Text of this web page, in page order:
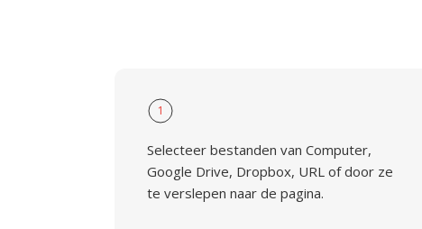
1
Selecteer bestanden van Computer,
Google Drive, Dropbox, URL of door ze
te verslepen naar de pagina.